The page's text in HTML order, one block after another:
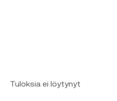
Tuloksia ei löytynyt